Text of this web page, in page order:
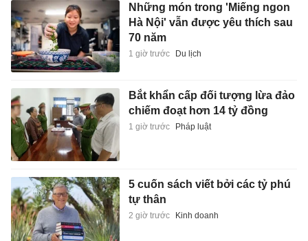
Những món trong 'Miếng ngon
Hà Nội' vẫn được yêu thích sau
70 năm
1 giờ trước Du lịch
Bắt khẩn cấp đối tượng lừa đảo
chiếm đoạt hơn 14 tỷ đồng
1 giờ trước Pháp luật
5 cuốn sách viết bởi các tỷ phú
tự thân
2 giờ trước Kinh doanh